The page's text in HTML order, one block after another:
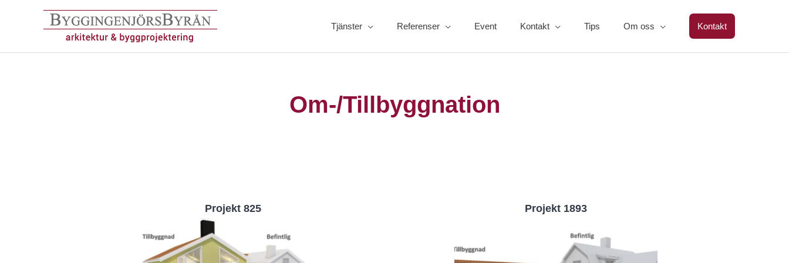
Tjänster Referenser Event Kontakt Tips Om oss Kontakt
Om-/Tillbyggnation
Projekt 825 Projekt 1893